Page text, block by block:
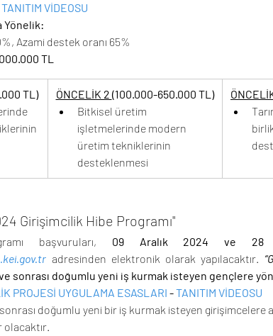
TANITIM VİDEOSU
Yönelik:
Azami destek oranı 65%
TL
TL)
ÖNCELİK 2 (100.000-650.000 TL)
Bitkisel üretim
işletmelerinde modern
üretim tekniklerinin
desteklenmesi
Girişimcilik Hibe Programı"
başvuruları, 09 Aralık 2024 ve 28
adresinden elektronik olarak yapılacaktır.
ve sonrası doğumlu yeni iş kurmak isteyen gençlere
PROJESİ UYGULAMA ESASLARI - TANITIM VİDEOSU
sonrası doğumlu yeni bir iş kurmak isteyen girişimcelere
olacaktır.